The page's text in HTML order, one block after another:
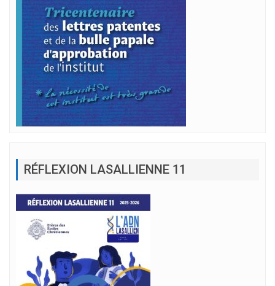
RÉFLEXION LASALLIENNE 11